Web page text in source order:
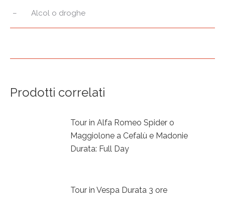
– Alcol o droghe
Prodotti correlati
Tour in Alfa Romeo Spider o
Maggiolone a Cefalù e Madonie
Durata: Full Day
Tour in Vespa Durata 3 ore